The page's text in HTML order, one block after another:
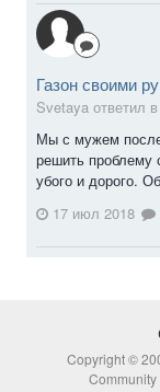
Газон своими
Svetaya ответил
Мы с мужем
решить
убого и дорого.
17 июл 2018
Copyright ©